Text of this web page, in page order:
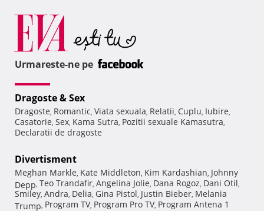
Urmareste-ne pe
Dragoste & Sex
Dragoste, Romantic, Viata sexuala, Relatii, Cuplu, Iubire,
Casatorie, Sex, Kama Sutra, Pozitii sexuale Kamasutra,
Declaratii de dragoste
Divertisment
Meghan Markle, Kate Middleton, Kim Kardashian, Johnny
Depp, Teo Trandafir, Angelina Jolie, Dana Rogoz, Dani Otil,
Smiley, Andra, Delia, Gina Pistol, Justin Bieber, Melania
Trump, Program TV, Program Pro TV, Program Antena 1